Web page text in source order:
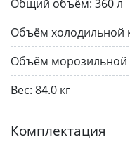
Общий объём: 360 л
Объём холодильной
Объём морозильной
Вес: 84.0 кг
Комплектация